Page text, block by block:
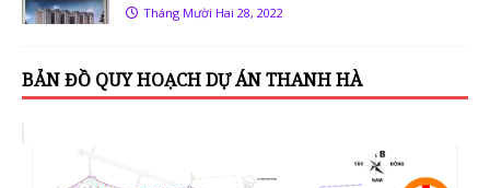
Tháng Mười Hai 28, 2022
BẢN ĐỒ QUY HOẠCH DỰ ÁN THANH HÀ